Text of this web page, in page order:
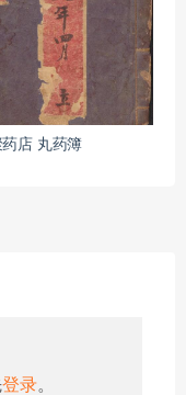
店 丸药簿
登录。